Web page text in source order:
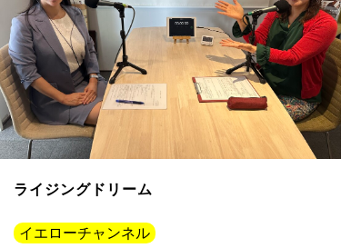
ライジングドリーム
イエローチャンネル